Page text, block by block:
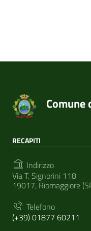
Comune
RECAPITI
Indirizzo
Via T. Signorini 118
19017, Riomaggiore
Telefono
(+39) 01877 60211